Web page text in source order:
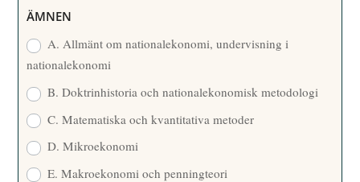
R
ÄMNEN
A. Allmänt om nationalekonomi, undervisning i
nationalekonomi
B. Doktrinhistoria och nationalekonomisk metodologi
C. Matematiska och kvantitativa metoder
D. Mikroekonomi
E. Makroekonomi och penningteori